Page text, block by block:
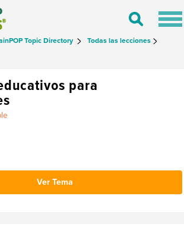
Toggle
Topic Directory
Todas las lecciones
para
Ver Tema